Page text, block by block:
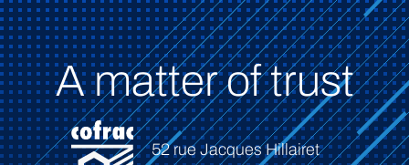
A matter of trust
52 rue Jacques Hillairet